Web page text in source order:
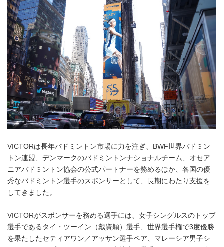
VICTORは長年バドミントン市場に力を注ぎ、BWF世界バドミン
トン連盟、デンマークのバドミントンナショナルチーム、オセア
ニアバドミントン協会の公式パートナーを務めるほか、各国の優
秀なバドミントン選手のスポンサーとして、長期にわたり支援を
してきました。
VICTORがスポンサーを務める選手には、女子シングルスのトップ
選手であるタイ・ツーイン（戴資穎）選手、世界選手権で3度優勝
を果たしたセティアワン／アッサン選手ペア、マレーシア男子シ